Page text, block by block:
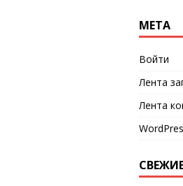
МЕТА
Войти
Лента
Лента